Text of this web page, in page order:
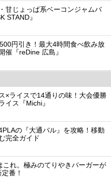
甘じょっぱ系ベーコンジャムバ
STAND』
円引き！最大4時間食べ飲み放
催『reDine 広島』
×ライスで14通りの味！大会優勝
イス『Michi』
の『大通バル』を攻略！移動
完全ガイド
れ。極みのてりやきバーガーが
番！